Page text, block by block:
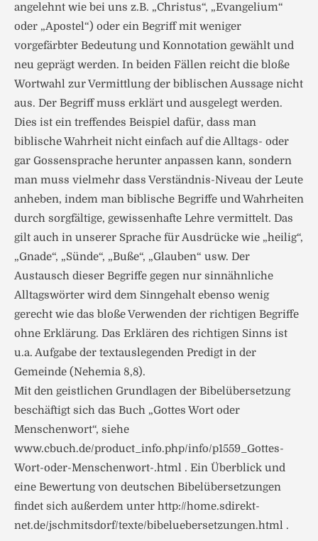
angelehnt wie bei uns z.B. „Christus“, „Evangelium“
oder „Apostel“) oder ein Begriff mit weniger
vorgefärbter Bedeutung und Konnotation gewählt und
neu geprägt werden. In beiden Fällen reicht die bloße
Wortwahl zur Vermittlung der biblischen Aussage nicht
aus. Der Begriff muss erklärt und ausgelegt werden.
Dies ist ein treffendes Beispiel dafür, dass man
biblische Wahrheit nicht einfach auf die Alltags- oder
gar Gossensprache herunter anpassen kann, sondern
man muss vielmehr dass Verständnis-Niveau der Leute
anheben, indem man biblische Begriffe und Wahrheiten
durch sorgfältige, gewissenhafte Lehre vermittelt. Das
gilt auch in unserer Sprache für Ausdrücke wie „heilig“,
„Gnade“, „Sünde“, „Buße“, „Glauben“ usw. Der
Austausch dieser Begriffe gegen nur sinnähnliche
Alltagswörter wird dem Sinngehalt ebenso wenig
gerecht wie das bloße Verwenden der richtigen Begriffe
ohne Erklärung. Das Erklären des richtigen Sinns ist
u.a. Aufgabe der textauslegenden Predigt in der
Gemeinde (Nehemia 8,8).
Mit den geistlichen Grundlagen der Bibelübersetzung
beschäftigt sich das Buch „Gottes Wort oder
Menschenwort“, siehe
www.cbuch.de/product_info.php/info/p1559_Gottes-
Wort-oder-Menschenwort-.html . Ein Überblick und
eine Bewertung von deutschen Bibelübersetzungen
findet sich außerdem unter http://home.sdirekt-
net.de/jschmitsdorf/texte/bibeluebersetzungen.html .